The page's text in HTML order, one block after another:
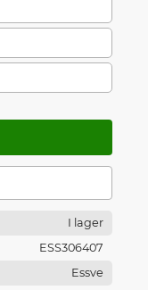
I lager
ESS306407
Essve